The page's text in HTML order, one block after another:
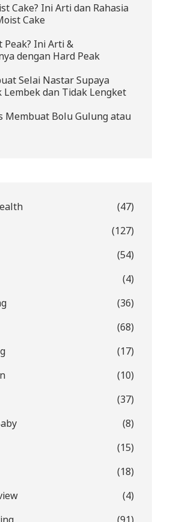
Cake? Ini Arti dan Rahasia
Cake
Peak? Ini Arti &
dengan Hard Peak
Selai Nastar Supaya
Lembek dan Tidak Lengket
Membuat Bolu Gulung atau
(47)
(127)
(54)
(4)
(36)
(68)
(17)
(10)
(37)
(8)
(15)
(18)
(4)